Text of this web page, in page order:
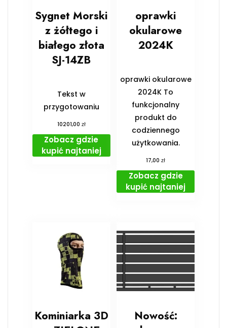
Sygnet Morski
z żółtego i
białego złota
SJ-14ZB
Tekst w
przygotowaniu
10201,00 zł
Zobacz gdzie
kupić najtaniej
oprawki
okularowe
2024K
oprawki okularowe
2024K To
funkcjonalny
produkt do
codziennego
użytkowania.
17,00zł
Zobacz gdzie
kupić najtaniej
Kominiarka 3D
Nowość: